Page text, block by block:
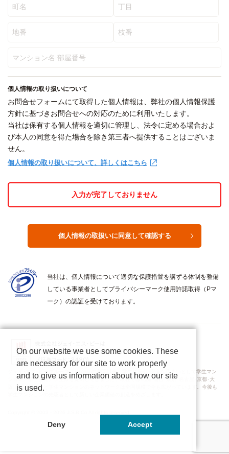
個人情報の取り扱いについて
お問合せフォームにて取得した個人情報は、弊社の個人情報保護
方針に基づきお問合せへの対応のために利用いたします。
当社は保有する個人情報を適切に管理し、法令に定める場合およ
び本人の同意を得た場合を除き第三者へ提供することはございま
せん。
個人情報の取り扱いについて、詳しくはこちら
入力が完了しておりません
当社は、個人情報について適切な保護措置を講ずる体制を整備
している事業者としてプライバシーマーク使用許諾取得（Pマ
ーク）の認証を受けております。
ジェイ･エス･ビーグループは1976年の創業以来、学生に安心･安全な住まいとして学生マン
ション／学生会館／学生寮を提供してきました。現在では札幌･仙台･東京･名古屋･京都･大
阪･岡山･福岡など学生マンションのネットワークは全国規模で今も広がっています。今後も
On our website we use some cookies. These
are necessary for our site to work properly
and to give us information about how our site
is used.
Deny Accept